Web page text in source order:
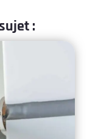
: